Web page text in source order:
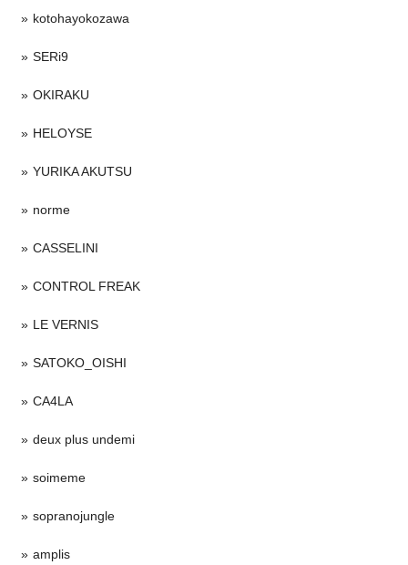
kotohayokozawa
SERi9
OKIRAKU
HELOYSE
YURIKA AKUTSU
norme
CASSELINI
CONTROL FREAK
LE VERNIS
SATOKO_OISHI
CA4LA
deux plus undemi
soimeme
sopranojungle
amplis